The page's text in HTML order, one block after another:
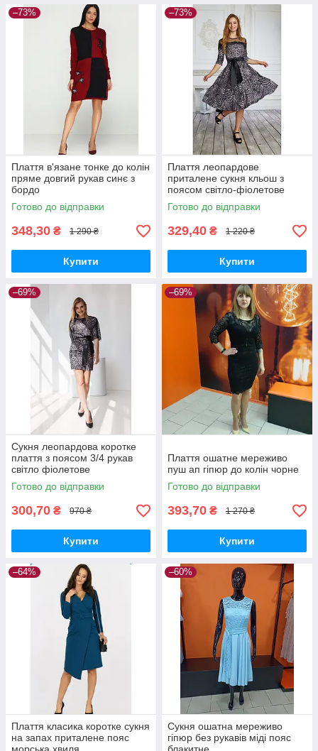
–73%
Плаття в'язане тонке до колін
пряме довгий рукав синє з
бордо
Готово до відправки
348,30 ₴ 1 290 ₴
Купити
–73%
Плаття леопардове
приталене сукня кльош з
поясом світло-фіолетове
Готово до відправки
329,40 ₴ 1 220 ₴
Купити
–69%
Сукня леопардова коротке
плаття з поясом 3/4 рукав
світло фіолетове
Готово до відправки
300,70 ₴ 970 ₴
Купити
–69%
Плаття ошатне мереживо
пуш ап гіпюр до колін чорне
Готово до відправки
393,70 ₴ 1 270 ₴
Купити
–64%
Плаття класика коротке сукня
на запах приталене пояс
–60%
Сукня ошатна мереживо
гіпюр без рукавів міді пояс